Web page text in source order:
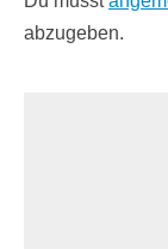
abzugeben.